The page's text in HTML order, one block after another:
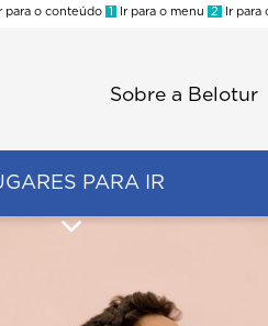
Ir para o conteúdo 1 Ir para o menu 2 Ir para
Sobre a Belotur
PARA IR